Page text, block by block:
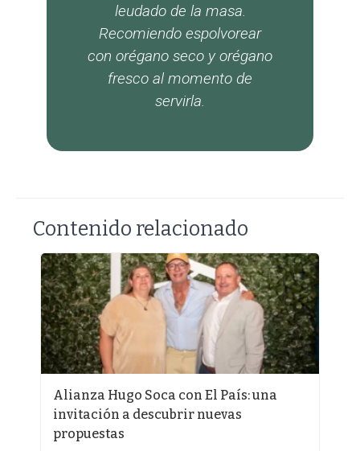
leudado de la masa.
Recomiendo espolvorear
con orégano seco y orégano
fresco al momento de
servirla.
Contenido relacionado
Alianza Hugo Soca con El País: una
invitación a descubrir nuevas
propuestas